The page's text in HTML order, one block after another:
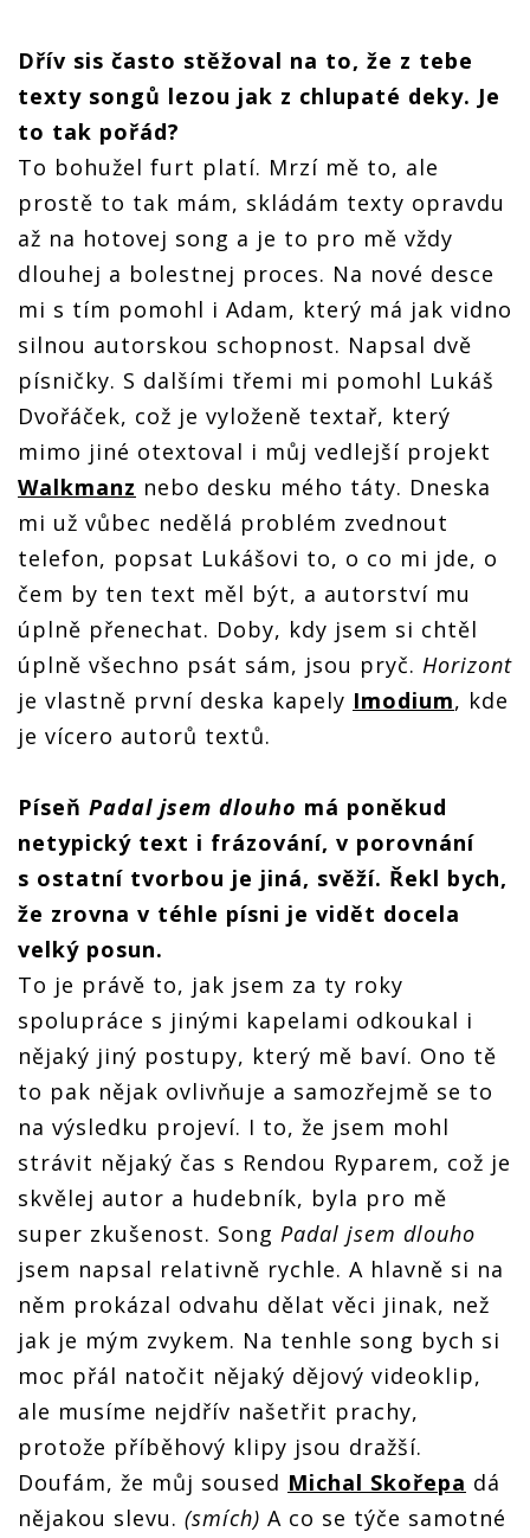
Dřív sis často stěžoval na to, že z tebe
texty songů lezou jak z chlupaté deky. Je
to tak pořád?
To bohužel furt platí. Mrzí mě to, ale
prostě to tak mám, skládám texty opravdu
až na hotovej song a je to pro mě vždy
dlouhej a bolestnej proces. Na nové desce
mi s tím pomohl i Adam, který má jak vidno
silnou autorskou schopnost. Napsal dvě
písničky. S dalšími třemi mi pomohl Lukáš
Dvořáček, což je vyloženě textař, který
mimo jiné otextoval i můj vedlejší projekt
Walkmanz nebo desku mého táty. Dneska
mi už vůbec nedělá problém zvednout
telefon, popsat Lukášovi to, o co mi jde, o
čem by ten text měl být, a autorství mu
úplně přenechat. Doby, kdy jsem si chtěl
úplně všechno psát sám, jsou pryč. Horizont
je vlastně první deska kapely Imodium, kde
je vícero autorů textů.
Píseň Padal jsem dlouho má poněkud
netypický text i frázování, v porovnání
s ostatní tvorbou je jiná, svěží. Řekl bych,
že zrovna v téhle písni je vidět docela
velký posun.
To je právě to, jak jsem za ty roky
spolupráce s jinými kapelami odkoukal i
nějaký jiný postupy, který mě baví. Ono tě
to pak nějak ovlivňuje a samozřejmě se to
na výsledku projeví. I to, že jsem mohl
strávit nějaký čas s Rendou Ryparem, což je
skvělej autor a hudebník, byla pro mě
super zkušenost. Song Padal jsem dlouho
jsem napsal relativně rychle. A hlavně si na
něm prokázal odvahu dělat věci jinak, než
jak je mým zvykem. Na tenhle song bych si
moc přál natočit nějaký dějový videoklip,
ale musíme nejdřív našetřit prachy,
protože příběhový klipy jsou dražší.
Doufám, že můj soused Michal Skořepa dá
nějakou slevu. (smích) A co se týče samotné